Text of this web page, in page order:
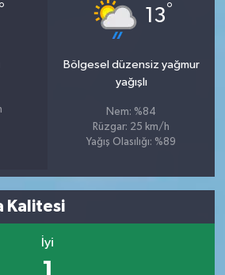
° 13°
Bölgesel düzensiz yağmur
yağışlı
Nem: %84
Rüzgar: 25 km/h
Yağış Olasılığı: %89
Kalitesi
İyi
1